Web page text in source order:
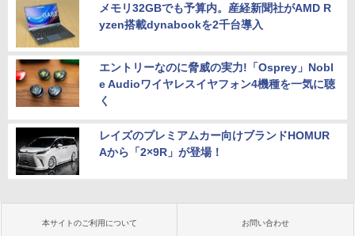
メモリ32GBでも予算内。産経新聞社がAMD R
yzen搭載dynabookを2千台導入
エントリーなのに脅威の実力!「Osprey」Nobl
e Audioワイヤレスイヤフォン4機種を一気に聴
く
レイズのプレミアムカー向けブランドHOMUR
Aから「2×9R」が登場！
本サイトのご利用について お問い合わせ